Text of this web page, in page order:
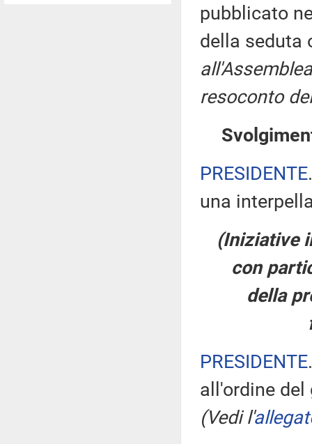
pubblicato
della seduta
resoconto
PRESIDENTE
una
(Iniziative
con
della
PRESIDENTE
all'ordine
(Vedi l'